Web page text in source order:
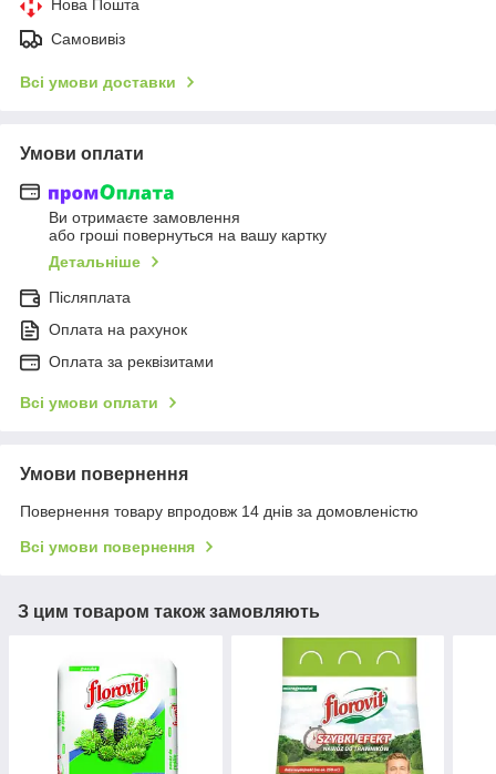
Нова Пошта
Самовивіз
Всі умови доставки
Умови оплати
Ви отримаєте замовлення
або гроші повернуться на вашу картку
Детальніше
Післяплата
Оплата на рахунок
Оплата за реквізитами
Всі умови оплати
Умови повернення
Повернення товару впродовж 14 днів за домовленістю
Всі умови повернення
З цим товаром також замовляють